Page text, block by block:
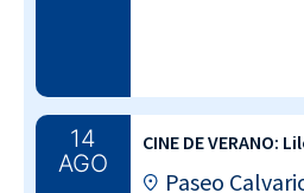
14
AGO
CINE DE VERANO:
Paseo